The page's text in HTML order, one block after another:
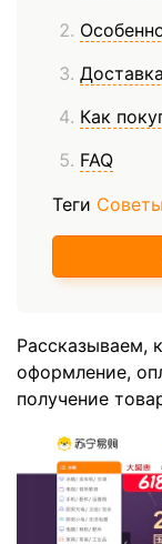
Как
FAQ
Теги Советы
Рассказываем,
оформление,
получение